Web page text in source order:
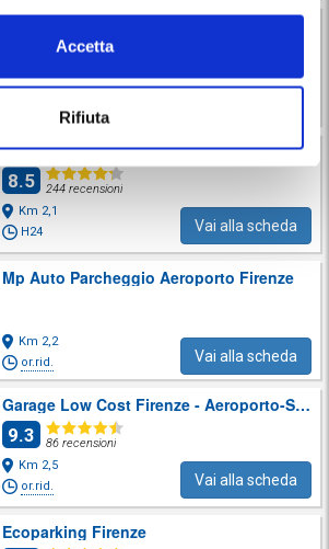
Accetta
Rifiuta
Flyparking Firenze
Km 1,9
P.A.F. Parcheggio Aeroporto Firenze
8.5
244 recensioni
Km 2,1
H24
Vai alla scheda
Mp Auto Parcheggio Aeroporto Firenze
Km 2,2
or.rid.
Vai alla scheda
Garage Low Cost Firenze - Aeroporto-Stazione
9.3
86 recensioni
Km 2,5
or.rid.
Vai alla scheda
Ecoparking Firenze